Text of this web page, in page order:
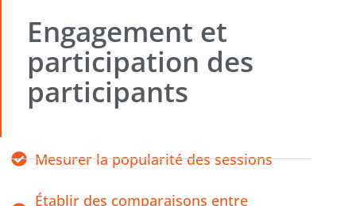
Engagement et
participation des
participants
Mesurer la popularité des sessions
Établir des comparaisons entre